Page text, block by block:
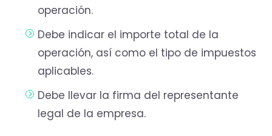
operación.
Debe indicar el importe total de la
operación, así como el tipo de impuestos
aplicables.
Debe llevar la firma del representante
legal de la empresa.